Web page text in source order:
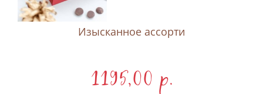
Изысканное ассорти
1195,00 p.